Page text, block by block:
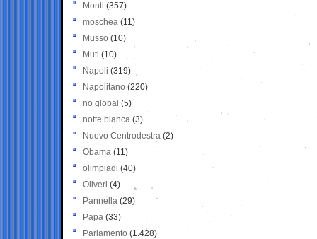
Monti (357)
moschea (11)
Musso (10)
Muti (10)
Napoli (319)
Napolitano (220)
no global (5)
notte bianca (3)
Nuovo Centrodestra (2)
Obama (11)
olimpiadi (40)
Oliveri (4)
Pannella (29)
Papa (33)
Parlamento (1.428)